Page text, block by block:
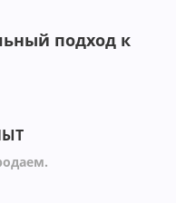
подход к